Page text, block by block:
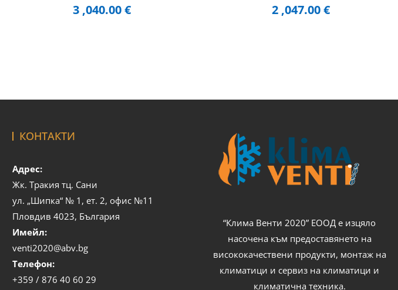
3 ,040.00€ 2 ,047.00€
КОНТАКТИ
Адрес:
Жк. Тракия тц. Сани
ул. „Шипка“ № 1, ет. 2, офис №11
Пловдив 4023, България
Имейл:
venti2020@abv.bg
Телефон:
+359 / 876 40 60 29
“Клима Венти 2020” ЕООД е изцяло
насочена към предоставянето на
висококачествени продукти, монтаж на
климатици и сервиз на климатици и
климатична техника.